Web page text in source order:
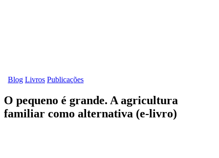
Blog Livros Publicações
O pequeno é grande. A agricultura
familiar como alternativa (e-livro)